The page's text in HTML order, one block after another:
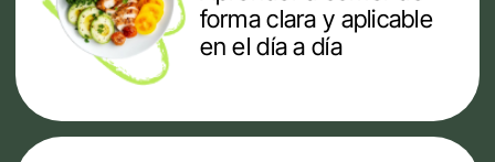
Conocer cuándo
tiene sentido utilizar
suplementos